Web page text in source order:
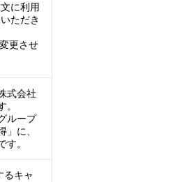
に利用
ただき
更させ
式会社
ループ
に、
。
るキャ